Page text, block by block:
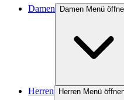
Damen Damen Menü
Herren Herren Menü